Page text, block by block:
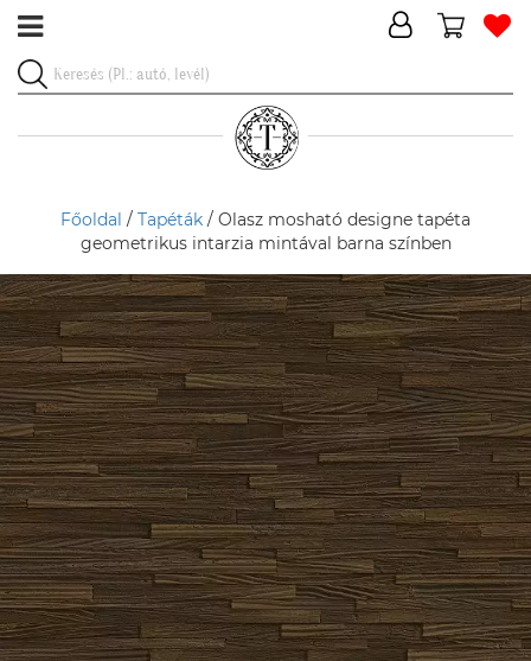
Főoldal / Tapéták / Olasz mosható designe tapéta
geometrikus intarzia mintával barna színben